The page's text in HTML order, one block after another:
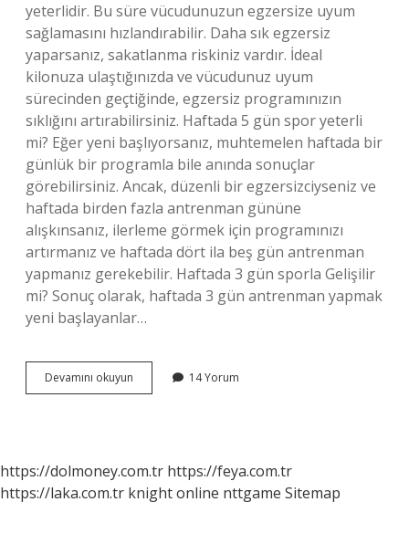
yeterlidir. Bu süre vücudunuzun egzersize uyum
sağlamasını hızlandırabilir. Daha sık egzersiz
yaparsanız, sakatlanma riskiniz vardır. İdeal
kilonuza ulaştığınızda ve vücudunuz uyum
sürecinden geçtiğinde, egzersiz programınızın
sıklığını artırabilirsiniz. Haftada 5 gün spor yeterli
mi? Eğer yeni başlıyorsanız, muhtemelen haftada bir
günlük bir programla bile anında sonuçlar
görebilirsiniz. Ancak, düzenli bir egzersizciyseniz ve
haftada birden fazla antrenman gününe
alışkınsanız, ilerleme görmek için programınızı
artırmanız ve haftada dört ila beş gün antrenman
yapmanız gerekebilir. Haftada 3 gün sporla Gelişilir
mi? Sonuç olarak, haftada 3 gün antrenman yapmak
yeni başlayanlar…
Devamını okuyun Haftada
4
14 Yorum
https://dolmoney.com.tr https://feya.com.tr
https://laka.com.tr knight online nttgame Sitemap